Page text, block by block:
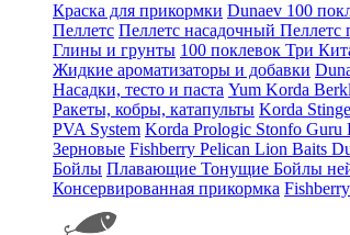
Краска для прикормки Dunaev 100
Пеллетс Пеллетс насадочный Пеллетс
Глины и грунты 100 поклевок Три
Жидкие ароматизаторы и добавки
Насадки, тесто и паста Yum Korda
Ракеты, кобры, катапульты Korda
PVA System Korda Prologic Stonfo Guru
Зерновые Fishberry Pelican Lion Baits
Бойлы Плавающие Тонущие Бойлы
Консервированная прикормка Fishberry